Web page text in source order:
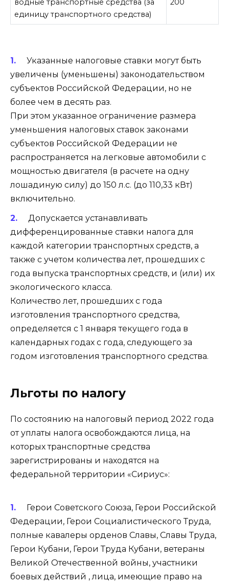
водные транспортные средства (за
единицу транспортного средства)
200
Указанные налоговые ставки могут быть
увеличены (уменьшены) законодательством
субъектов Российской Федерации, но не
более чем в десять раз.
При этом указанное ограничение размера
уменьшения налоговых ставок законами
субъектов Российской Федерации не
распространяется на легковые автомобили с
мощностью двигателя (в расчете на одну
лошадиную силу) до 150 л.с. (до 110,33 кВт)
включительно.
Допускается устанавливать
дифференцированные ставки налога для
каждой категории транспортных средств, а
также с учетом количества лет, прошедших с
года выпуска транспортных средств, и (или) их
экологического класса.
Количество лет, прошедших с года
изготовления транспортного средства,
определяется с 1 января текущего года в
календарных годах с года, следующего за
годом изготовления транспортного средства.
Льготы по налогу
По состоянию на налоговый период 2022 года
от уплаты налога освобождаются лица, на
которых транспортные средства
зарегистрированы и находятся на
федеральной территории «Сириус»:
Герои Советского Союза, Герои Российской
Федерации, Герои Социалистического Труда,
полные кавалеры орденов Славы, Славы Труда,
Герои Кубани, Герои Труда Кубани, ветераны
Великой Отечественной войны, участники
боевых действий , лица, имеющие право на